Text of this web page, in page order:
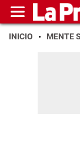
INICIO MENTE